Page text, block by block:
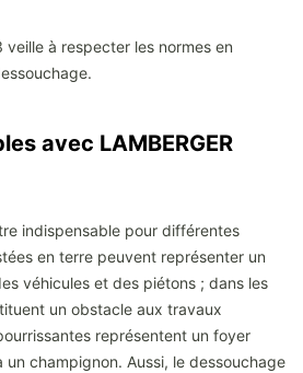
à respecter les normes en
avec LAMBERGER
indispensable pour différentes
en terre peuvent représenter un
véhicules et des piétons ; dans les
un obstacle aux travaux
représentent un foyer
champignon. Aussi, le dessouchage